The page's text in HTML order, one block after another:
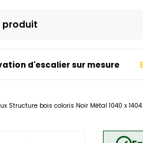
d'escalier sur mesure
Structure bois coloris Noir Métal 1040 x